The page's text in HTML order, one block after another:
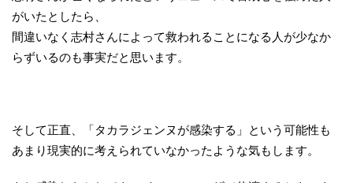
がいたとしたら、
間違いなく志村さんによって救われることになる人が少なか
らずいるのも事実だと思います。
そして正直、「タカラジェンヌが感染する」という可能性も
あまり現実的に考えられていなかったような気もします。